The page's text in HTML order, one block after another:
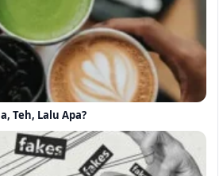
Teh, Lalu Apa?